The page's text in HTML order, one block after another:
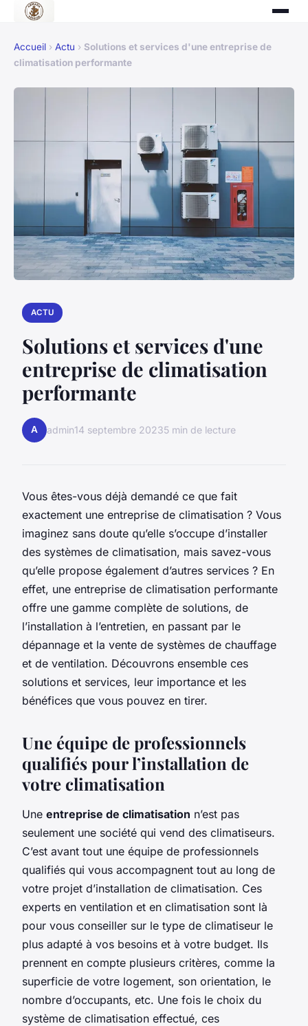
Accueil › Actu › Solutions et services d'une entreprise de
climatisation performante
ACTU
Solutions et services d'une
entreprise de climatisation
performante
A admin14 septembre 20235 min de lecture
Vous êtes-vous déjà demandé ce que fait
exactement une entreprise de climatisation ? Vous
imaginez sans doute qu’elle s’occupe d’installer
des systèmes de climatisation, mais savez-vous
qu’elle propose également d’autres services ? En
effet, une entreprise de climatisation performante
offre une gamme complète de solutions, de
l’installation à l’entretien, en passant par le
dépannage et la vente de systèmes de chauffage
et de ventilation. Découvrons ensemble ces
solutions et services, leur importance et les
bénéfices que vous pouvez en tirer.
Une équipe de professionnels
qualifiés pour l’installation de
votre climatisation
Une entreprise de climatisation n’est pas
seulement une société qui vend des climatiseurs.
C’est avant tout une équipe de professionnels
qualifiés qui vous accompagnent tout au long de
votre projet d’installation de climatisation. Ces
experts en ventilation et en climatisation sont là
pour vous conseiller sur le type de climatiseur le
plus adapté à vos besoins et à votre budget. Ils
prennent en compte plusieurs critères, comme la
superficie de votre logement, son orientation, le
nombre d’occupants, etc. Une fois le choix du
système de climatisation effectué, ces